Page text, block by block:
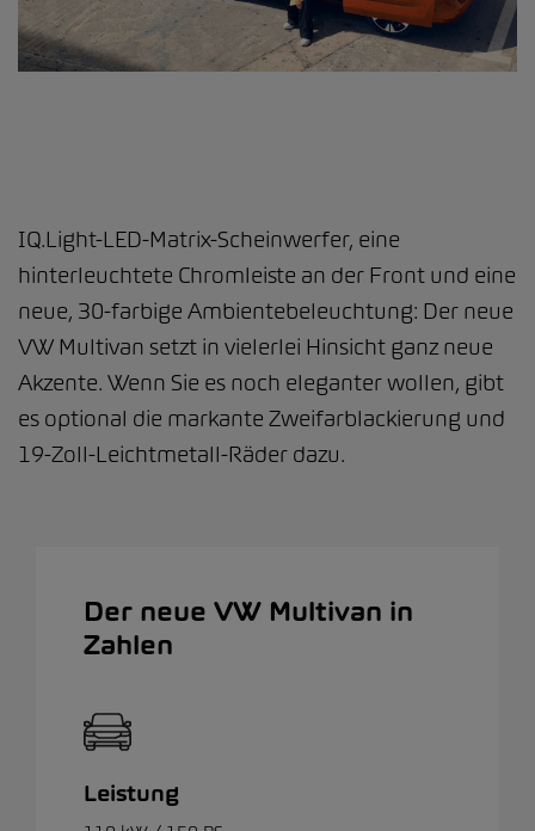
IQ.Light-LED-Matrix-Scheinwerfer, eine
hinterleuchtete Chromleiste an der Front und eine
neue, 30-farbige Ambientebeleuchtung: Der neue
VW Multivan setzt in vielerlei Hinsicht ganz neue
Akzente. Wenn Sie es noch eleganter wollen, gibt
es optional die markante Zweifarblackierung und
19-Zoll-Leichtmetall-Räder dazu.
Der neue VW Multivan in
Zahlen
Leistung